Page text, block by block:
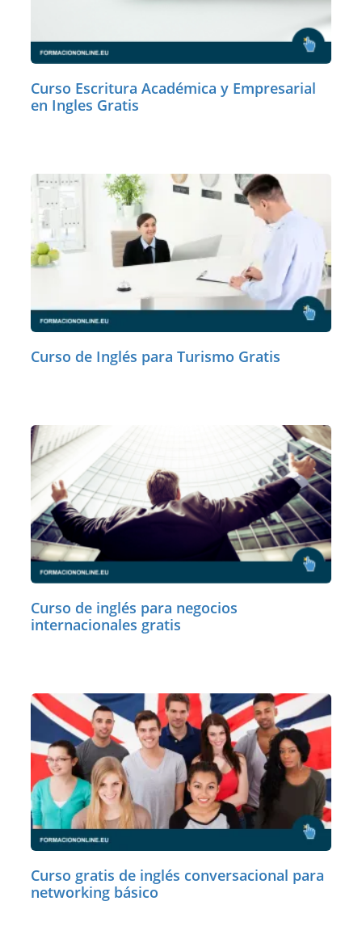
Curso Escritura Académica y Empresarial
en Ingles Gratis
Curso de Inglés para Turismo Gratis
Curso de inglés para negocios
internacionales gratis
Curso gratis de inglés conversacional para
networking básico